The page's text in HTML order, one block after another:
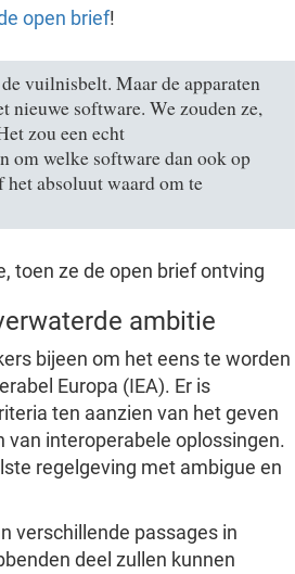
open brief!
vuilnisbelt. Maar de apparaten
nieuwe software. We zouden ze,
zou een echt
om welke software dan ook op
absoluut waard om te
toen ze de open brief ontving
ambitie
bijeen om het eens te worden
Europa (IEA). Er is
ten aanzien van het geven
interoperabele oplossingen.
regelgeving met ambigue en
verschillende passages in
deel zullen kunnen